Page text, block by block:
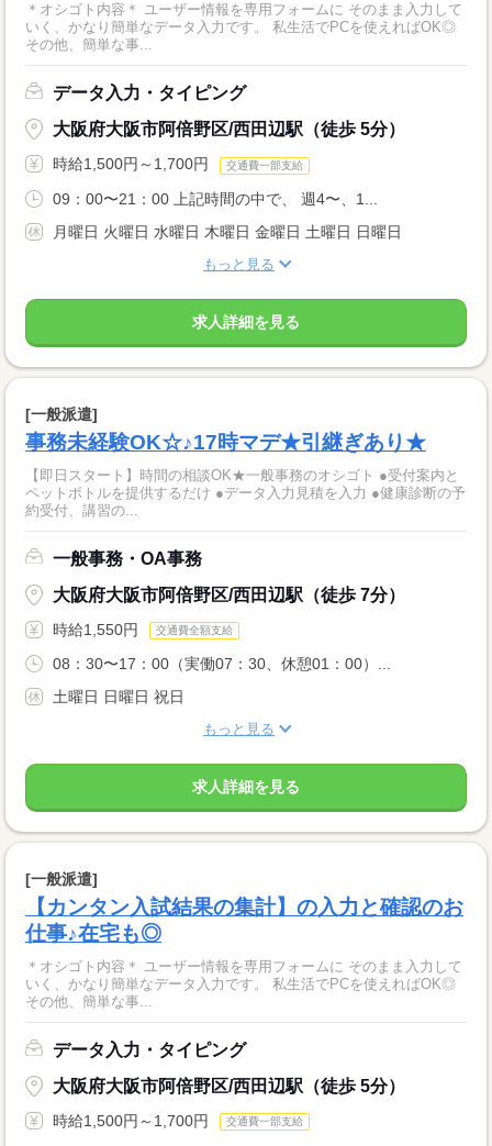
＊オシゴト内容＊ ユーザー情報を専用フォームに そのまま入力して
いく、かなり簡単なデータ入力です。 私生活でPCを使えればOK◎
その他、簡単な事...
データ入力・タイピング
大阪府大阪市阿倍野区/西田辺駅（徒歩 5分）
時給1,500円～1,700円 交通費一部支給
09：00〜21：00 上記時間の中で、 週4〜、1...
月曜日 火曜日 水曜日 木曜日 金曜日 土曜日 日曜日
もっと見る
求人詳細を見る
[一般派遣]
事務未経験OK☆♪17時マデ★引継ぎあり★
【即日スタート】時間の相談OK★一般事務のオシゴト ●受付案内と
ペットボトルを提供するだけ ●データ入力見積を入力 ●健康診断の予
約受付、講習の...
一般事務・OA事務
大阪府大阪市阿倍野区/西田辺駅（徒歩 7分）
時給1,550円 交通費全額支給
08：30〜17：00（実働07：30、休憩01：00）...
土曜日 日曜日 祝日
もっと見る
求人詳細を見る
[一般派遣]
【カンタン入試結果の集計】の入力と確認のお
仕事♪在宅も◎
＊オシゴト内容＊ ユーザー情報を専用フォームに そのまま入力して
いく、かなり簡単なデータ入力です。 私生活でPCを使えればOK◎
その他、簡単な事...
データ入力・タイピング
大阪府大阪市阿倍野区/西田辺駅（徒歩 5分）
時給1,500円～1,700円 交通費一部支給